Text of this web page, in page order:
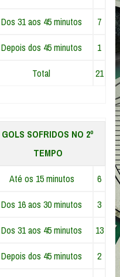
Dos 31 aos 45 minutos
7
Depois dos 45 minutos
1
Total
21
GOLS SOFRIDOS NO 2º
TEMPO
Até os 15 minutos
6
Dos 16 aos 30 minutos
3
Dos 31 aos 45 minutos
13
Depois dos 45 minutos
2